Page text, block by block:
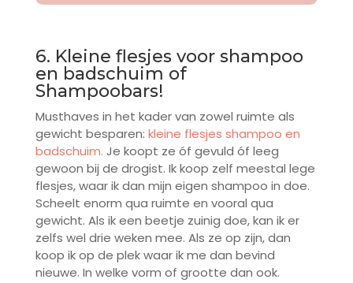
6. Kleine flesjes voor shampoo
en badschuim of
Shampoobars!
Musthaves in het kader van zowel ruimte als
gewicht besparen: kleine flesjes shampoo en
badschuim. Je koopt ze óf gevuld óf leeg
gewoon bij de drogist. Ik koop zelf meestal lege
flesjes, waar ik dan mijn eigen shampoo in doe.
Scheelt enorm qua ruimte en vooral qua
gewicht. Als ik een beetje zuinig doe, kan ik er
zelfs wel drie weken mee. Als ze op zijn, dan
koop ik op de plek waar ik me dan bevind
nieuwe. In welke vorm of grootte dan ook.